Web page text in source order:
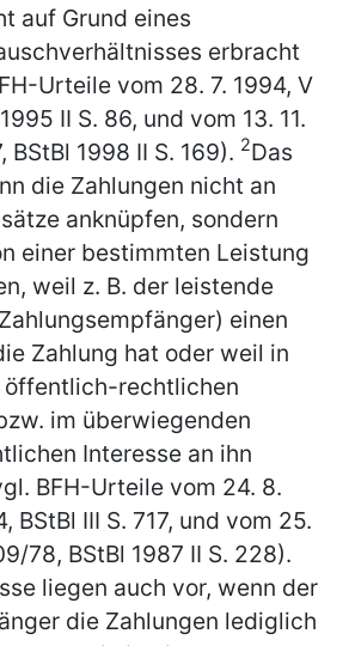
auf Grund eines
erbracht
Urteile vom 28. 7. 1994, V
II S. 86, und vom 13. 11.
BStBl 1998 II S. 169). 2Das
die Zahlungen nicht an
anknüpfen, sondern
einer bestimmten Leistung
weil z. B. der leistende
einen
Zahlung hat oder weil in
öffentlich-rechtlichen
im überwiegenden
Interesse an ihn
BFH-Urteile vom 24. 8.
BStBl III S. 717, und vom 25.
78, BStBl 1987 II S. 228).
liegen auch vor, wenn der
die Zahlungen lediglich